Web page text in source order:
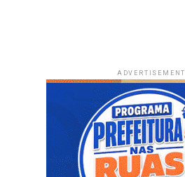
ADVERTISEMENT